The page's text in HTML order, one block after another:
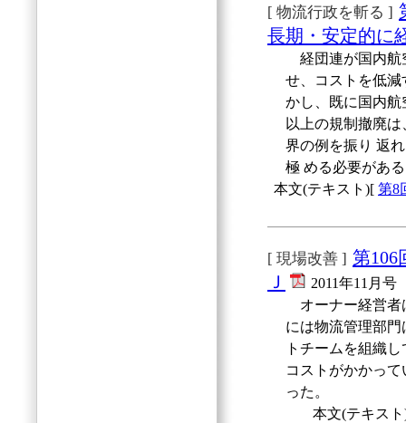
[ 物流行政を斬る ]
長期・安定的に
経団連が国内航
せ、コストを低
かし、既に国内
以上の規制撤廃
界の例を振り 返
極 める必要があ
本文(テキスト)[ 第8
[ 現場改善 ] 第
Ｊ
2011年11月号
オーナー経営者
には物流管理部
トチームを組織
コストがかかっ
った。
本文(テキス